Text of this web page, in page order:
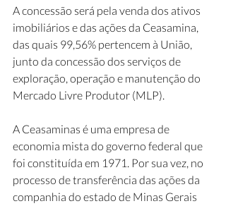
A concessão será pela venda dos ativos
imobiliários e das ações da Ceasamina,
das quais 99,56% pertencem à União,
junto da concessão dos serviços de
exploração, operação e manutenção do
Mercado Livre Produtor (MLP).
A Ceasaminas é uma empresa de
economia mista do governo federal que
foi constituída em 1971. Por sua vez, no
processo de transferência das ações da
companhia do estado de Minas Gerais